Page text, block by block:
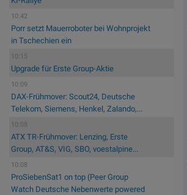
10:42
Porr setzt Mauerroboter bei Wohnprojekt
in Tschechien ein
10:15
Upgrade für Erste Group-Aktie
10:09
DAX-Frühmover: Scout24, Deutsche
Telekom, Siemens, Henkel, Zalando,...
10:08
ATX TR-Frühmover: Lenzing, Erste
Group, AT&S, VIG, SBO, voestalpine...
10:08
ProSiebenSat1 on top (Peer Group
Watch Deutsche Nebenwerte powered